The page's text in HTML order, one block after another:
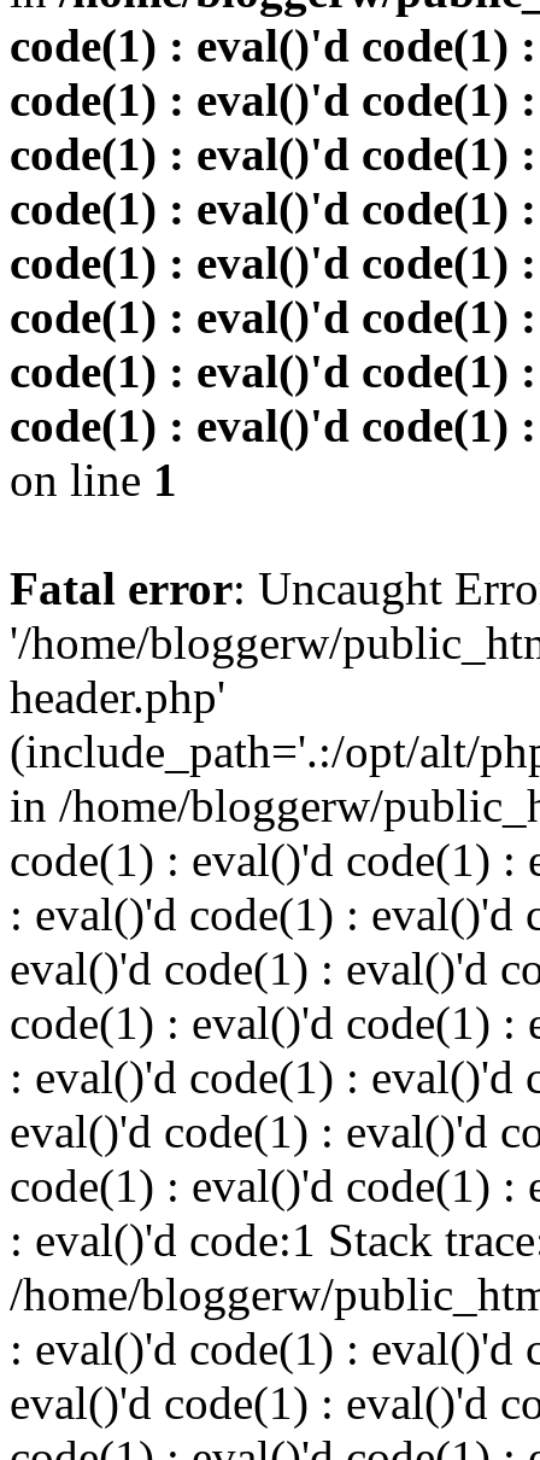
code(1) : eval()'d code(1)
code(1) : eval()'d code(1)
code(1) : eval()'d code(1)
code(1) : eval()'d code(1)
code(1) : eval()'d code(1)
code(1) : eval()'d code(1)
code(1) : eval()'d code(1)
code(1) : eval()'d code(1)
on line 1
Fatal error: Uncaught
'/home/bloggerw/
header.php'
(include_path='.:/opt/alt/
in /home/bloggerw/
code(1) : eval()'d code(1) :
: eval()'d code(1) : eval()'d
eval()'d code(1) : eval()'d
code(1) : eval()'d code(1) :
: eval()'d code(1) : eval()'d
eval()'d code(1) : eval()'d
code(1) : eval()'d code(1) :
: eval()'d code:1 Stack
/home/bloggerw/
: eval()'d code(1) : eval()'d
eval()'d code(1) : eval()'d